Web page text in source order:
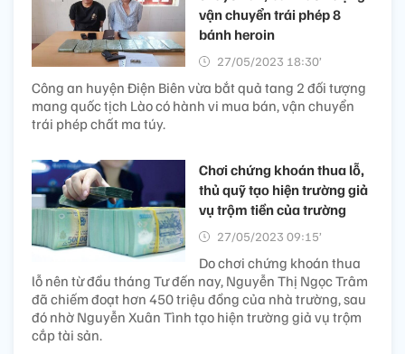
vận chuyển trái phép 8
bánh heroin
27/05/2023 18:30’
Công an huyện Điện Biên vừa bắt quả tang 2 đối tượng
mang quốc tịch Lào có hành vi mua bán, vận chuyển
trái phép chất ma túy.
Chơi chứng khoán thua lỗ,
thủ quỹ tạo hiện trường giả
vụ trộm tiền của trường
27/05/2023 09:15’
Do chơi chứng khoán thua
lỗ nên từ đầu tháng Tư đến nay, Nguyễn Thị Ngọc Trâm
đã chiếm đoạt hơn 450 triệu đồng của nhà trường, sau
đó nhờ Nguyễn Xuân Tình tạo hiện trường giả vụ trộm
cắp tài sản.